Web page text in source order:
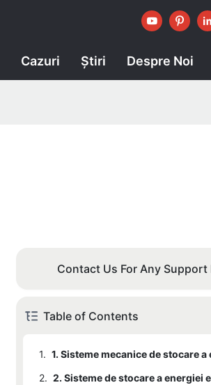
Cazuri Ştiri Despre Noi
Contact Us For Any Support
Table of Contents
1. 1. Sisteme mecanice de stocare a
2. 2. Sisteme de stocare a energiei